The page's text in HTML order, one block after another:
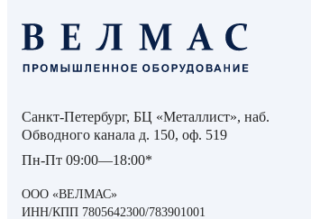
Санкт-Петербург, БЦ «Металлист», наб.
Обводного канала д. 150, оф. 519
Пн-Пт 09:00—18:00*
ООО «ВЕЛМАС»
ИНН/КПП 7805642300/783901001